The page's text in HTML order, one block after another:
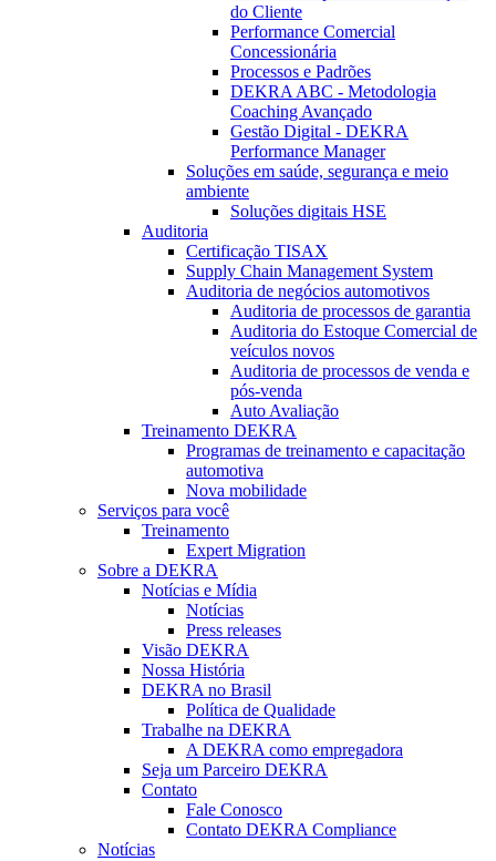
do Cliente
Performance Comercial
Concessionária
Processos e Padrões
DEKRA ABC - Metodologia
Coaching Avançado
Gestão Digital - DEKRA
Performance Manager
Soluções em saúde, segurança e meio
ambiente
Soluções digitais HSE
Auditoria
Certificação TISAX
Supply Chain Management System
Auditoria de negócios automotivos
Auditoria de processos de garantia
Auditoria do Estoque Comercial de
veículos novos
Auditoria de processos de venda e
pós-venda
Auto Avaliação
Treinamento DEKRA
Programas de treinamento e capacitação
automotiva
Nova mobilidade
Serviços para você
Treinamento
Expert Migration
Sobre a DEKRA
Notícias e Mídia
Notícias
Press releases
Visão DEKRA
Nossa História
DEKRA no Brasil
Política de Qualidade
Trabalhe na DEKRA
A DEKRA como empregadora
Seja um Parceiro DEKRA
Contato
Fale Conosco
Contato DEKRA Compliance
Notícias